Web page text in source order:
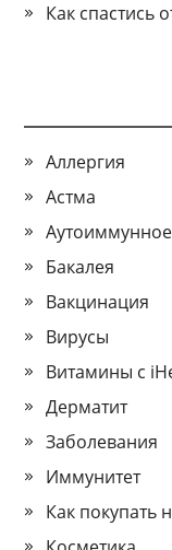
Как спастись
Аллергия
Астма
Аутоиммунное
Бакалея
Вакцинация
Вирусы
Витамины с
Дерматит
Заболевания
Иммунитет
Как покупать